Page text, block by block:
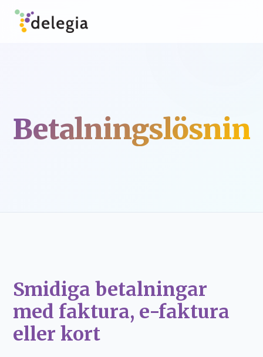
Smidiga betalningar
med faktura, e-faktura
eller kort